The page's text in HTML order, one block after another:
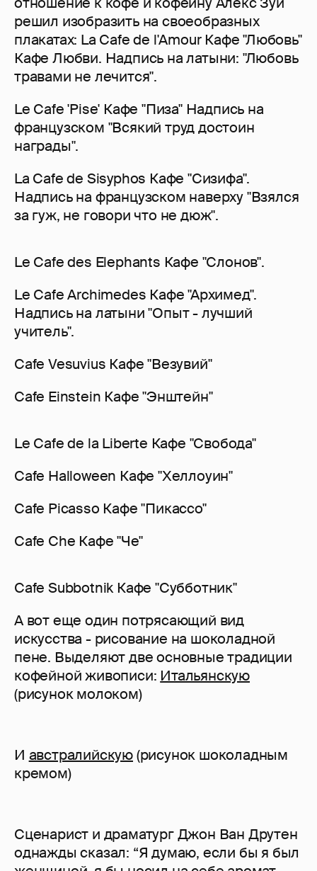
решил изобразить на своеобразных
плакатах: La Cafe de l'Amour Кафе "Любовь"
Кафе Любви. Надпись на латыни: "Любовь
травами не лечится".
Le Cafe 'Pise' Кафе "Пиза" Надпись на
французском "Всякий труд достоин
награды".
La Cafe de Sisyphos Кафе "Сизифа".
Надпись на французском наверху "Взялся
за гуж, не говори что не дюж".
Le Cafe des Elephants Кафе "Слонов".
Le Cafe Archimedes Кафе "Архимед".
Надпись на латыни "Опыт - лучший
учитель".
Cafe Vesuvius Кафе "Везувий"
Cafe Einstein Кафе "Энштейн"
Le Cafe de la Liberte Кафе "Свобода"
Cafe Halloween Кафе "Хеллоуин"
Cafe Picasso Кафе "Пикассо"
Cafe Che Кафе "Че"
Cafe Subbotnik Кафе "Субботник"
А вот еще один потрясающий вид
искусства - рисование на шоколадной
пене. Выделяют две основные традиции
кофейной живописи: Итальянскую
(рисунок молоком)
И австралийскую(рисунок шоколадным
кремом)
Сценарист и драматург Джон Ван Друтен
однажды сказал: “Я думаю, если бы я был